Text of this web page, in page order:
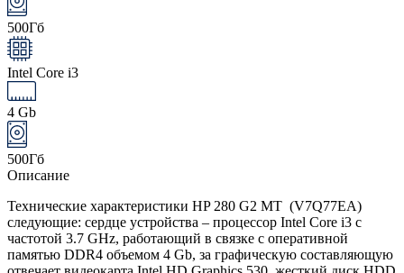
500Гб
Intel Core i3
4 Gb
500Гб
Описание
Технические характеристики HP 280 G2 MT (V7Q77EA)
следующие: сердце устройства – процессор Intel Core i3 с
частотой 3.7 GHz, работающий в связке с оперативной
памятью DDR4 объемом 4 Gb, за графическую составляющую